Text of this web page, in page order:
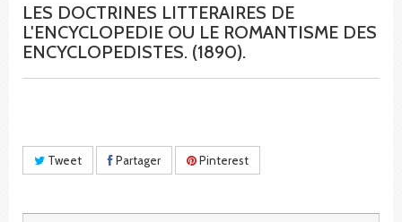
LES DOCTRINES LITTERAIRES DE
L'ENCYCLOPEDIE OU LE ROMANTISME DES
ENCYCLOPEDISTES. (1890).
Tweet Partager Pinterest